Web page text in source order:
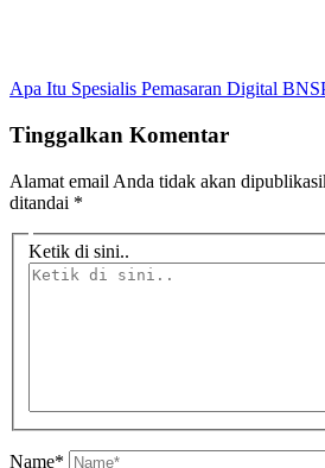
Apa Itu Spesialis Pemasaran Digital
Tinggalkan Komentar
Alamat email Anda tidak akan
ditandai *
Ketik di sini..
Name*